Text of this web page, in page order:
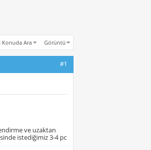
Konuda Ara Görüntü
#1
ve uzaktan
istediğimiz 3-4 pc